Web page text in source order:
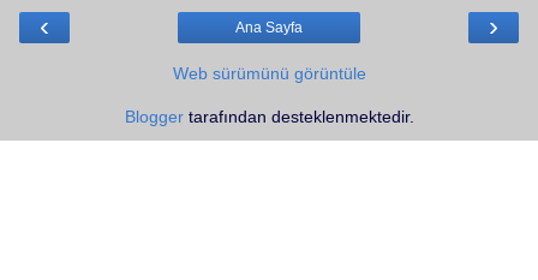
‹ ›
Ana Sayfa
Web sürümünü görüntüle
Bloggertarafından desteklenmektedir.